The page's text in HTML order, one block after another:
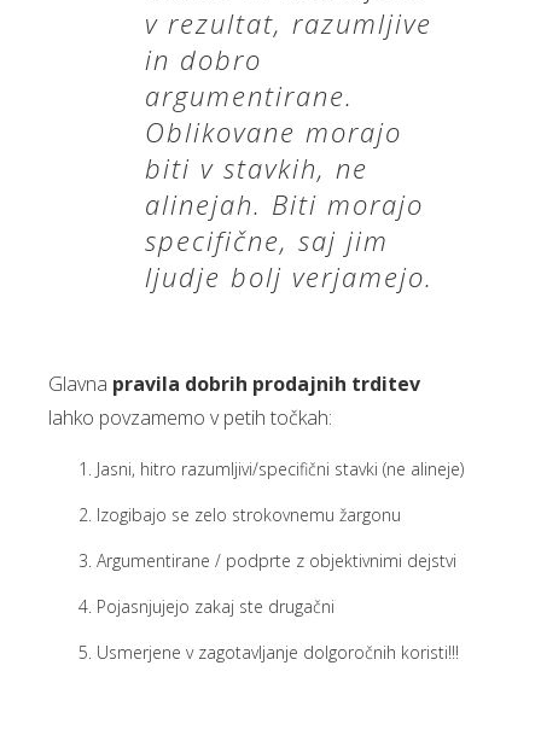
v rezultat, razumljive
in dobro
argumentirane.
Oblikovane morajo
biti v stavkih, ne
alinejah. Biti morajo
specifične, saj jim
ljudje bolj verjamejo.
Glavna pravila dobrih prodajnih trditev
lahko povzamemo v petih točkah:
Jasni, hitro razumljivi/specifični stavki (ne alineje)
Izogibajo se zelo strokovnemu žargonu
Argumentirane / podprte z objektivnimi dejstvi
Pojasnjujejo zakaj ste drugačni
Usmerjene v zagotavljanje dolgoročnih koristi!!!